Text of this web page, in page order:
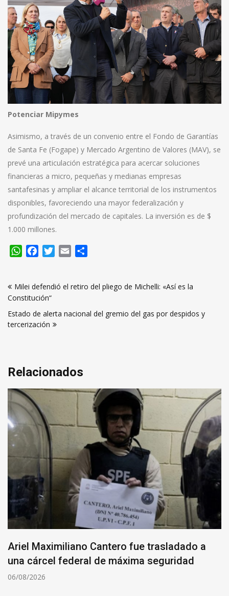
Potenciar Mipymes
Asimismo, a través de un convenio entre el Fondo de Garantías
de Santa Fe (Fogape) y Mercado Argentino de Valores (MAV), se
prevé una articulación estratégica para acercar soluciones
financieras a micro, pequeñas y medianas empresas
santafesinas y ampliar el alcance territorial de los instrumentos
disponibles, favoreciendo una mayor federalización y
profundización del mercado de capitales. La inversión es de $
1.000 millones.
WhatsApp
FacebookTwitter
Email
de
entradas
Milei defendió el retiro del pliego de Michelli: «Así es la
Constitución“
Estado de alerta nacional del gremio del gas por despidos y
tercerización
Relacionados
Ariel Maximiliano Cantero fue trasladado a
una cárcel federal de máxima seguridad
06/08/2026